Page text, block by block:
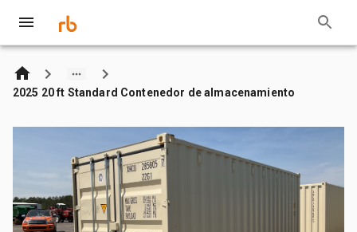
2025 20 ft Standard Contenedor de almacenamiento